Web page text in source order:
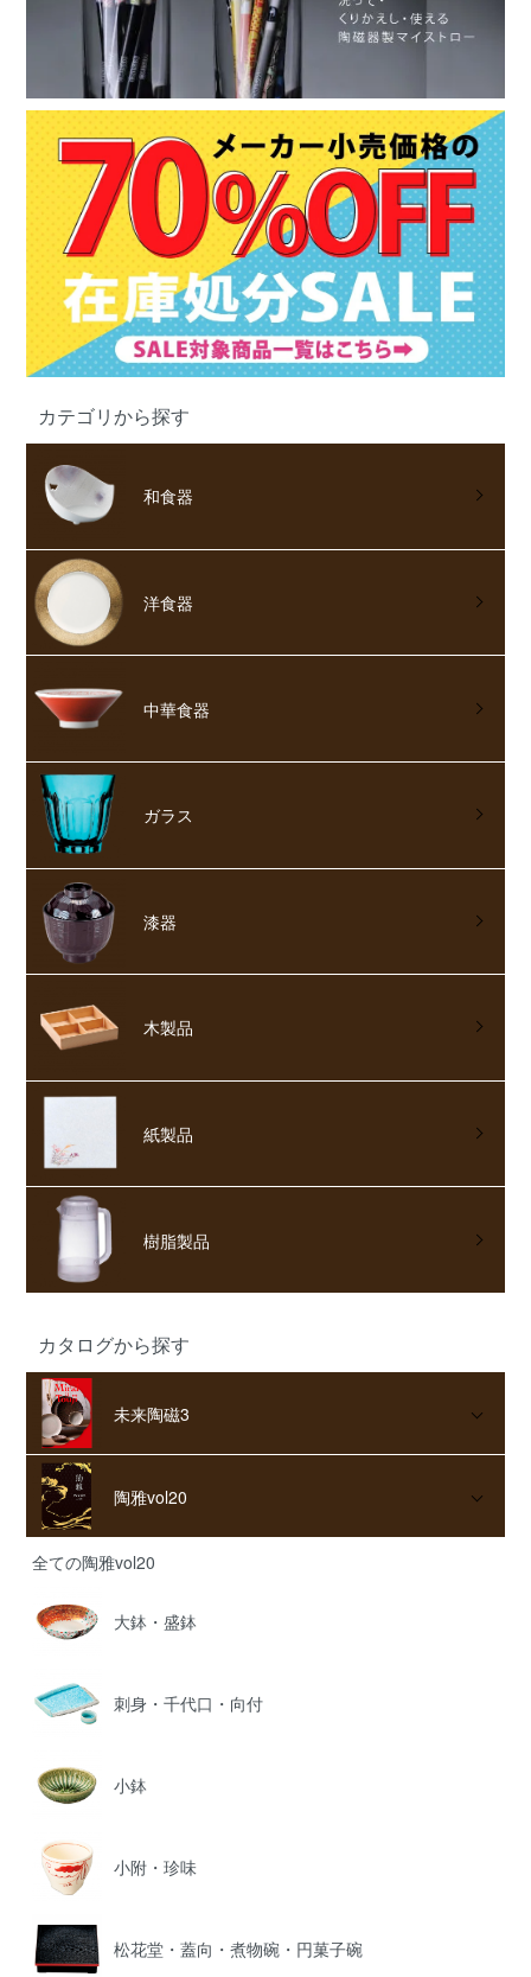
カテゴリから探す
和食器
洋食器
中華食器
ガラス
漆器
木製品
紙製品
樹脂製品
カタログから探す
未来陶磁3
陶雅vol20
全ての陶雅vol20
大鉢・盛鉢
刺身・千代口・向付
小鉢
小附・珍味
松花堂・蓋向・煮物碗・円菓子碗